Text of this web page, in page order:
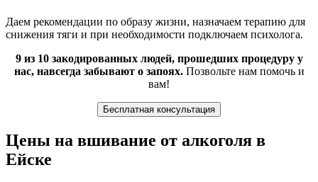
Даем рекомендации по образу жизни, назначаем терапию для
снижения тяги и при необходимости подключаем психолога.
9 из 10 закодированных людей, прошедших процедуру у
нас, навсегда забывают о запоях.Позвольте нам помочь и
вам!
Бесплатная консультация
Цены на вшивание от алкоголя в
Ейске